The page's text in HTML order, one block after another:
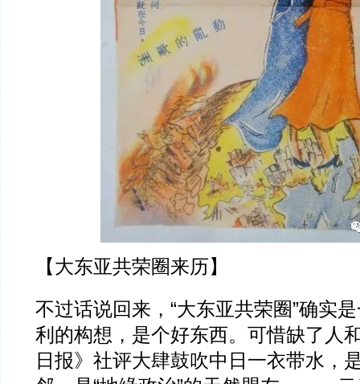
【大东亚共荣圈来历】
不过话说回来，“大东亚共荣圈”确实
利的构想，是个好东西。可惜缺了人
日报》社评大肆鼓吹中日一衣带水，